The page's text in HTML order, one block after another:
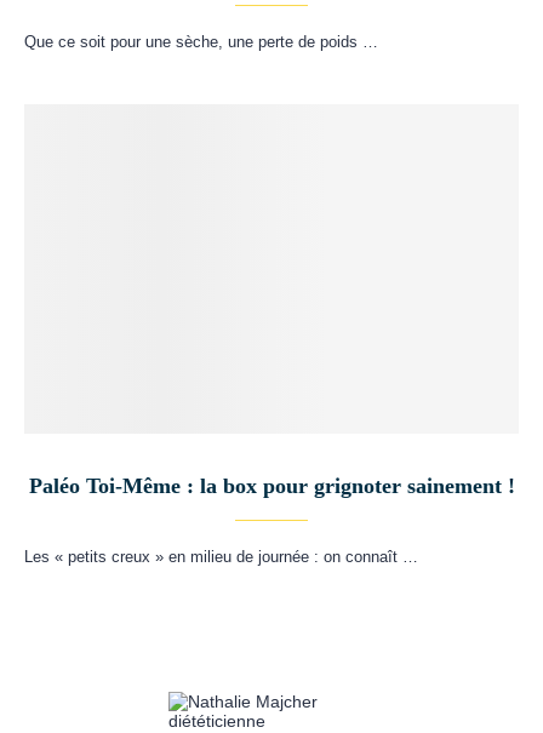
Que ce soit pour une sèche, une perte de poids …
Paléo Toi-Même : la box pour grignoter sainement !
Les « petits creux » en milieu de journée : on connaît …